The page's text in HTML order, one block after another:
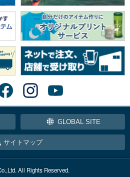
GLOBAL SITE
サイトマップ
All Rights Reserved.